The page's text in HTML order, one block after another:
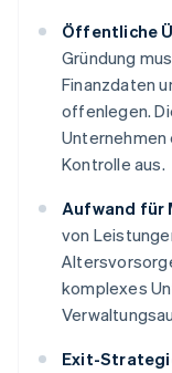
Öffentliche
Gründung
Finanzdaten
offenlegen.
Kontrolle aus.
Aufwand für
von
komplexes
Exit-